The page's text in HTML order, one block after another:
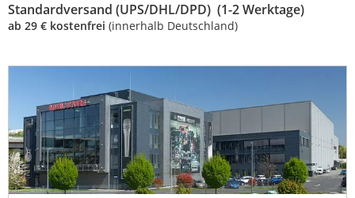
Standardversand (UPS/DHL/DPD) (1-2 Werktage)
ab 29 € kostenfrei (innerhalb Deutschland)